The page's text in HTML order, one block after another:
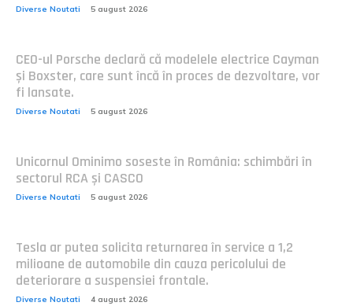
Diverse Noutati 5 august 2026
CEO-ul Porsche declară că modelele electrice Cayman
și Boxster, care sunt încă în proces de dezvoltare, vor
fi lansate.
Diverse Noutati 5 august 2026
Unicornul Ominimo soseste în România: schimbări în
sectorul RCA și CASCO
Diverse Noutati 5 august 2026
Tesla ar putea solicita returnarea în service a 1,2
milioane de automobile din cauza pericolului de
deteriorare a suspensiei frontale.
Diverse Noutati 4 august 2026